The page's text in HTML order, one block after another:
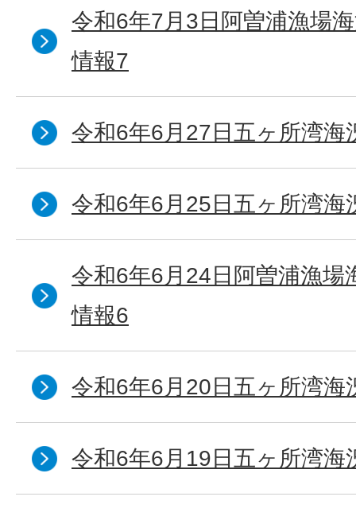
令和6年7月3日阿曽浦漁場
情報7
令和6年6月27日五ヶ所湾海
令和6年6月25日五ヶ所湾海
令和6年6月24日阿曽浦漁場
情報6
令和6年6月20日五ヶ所湾海
令和6年6月19日五ヶ所湾海